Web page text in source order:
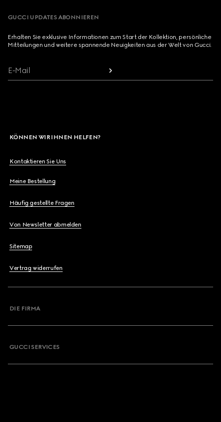
GUCCI UPDATES ABONNIEREN
Erhalten Sie exklusive Informationen zum Start der Kollektion, persönliche
Mitteilungen und weitere spannende Neuigkeiten aus der Welt von Gucci.
E-Mail
KÖNNEN WIR IHNEN HELFEN?
Kontaktieren Sie Uns
Meine Bestellung
Häufig gestellte Fragen
Von Newsletter abmelden
Sitemap
Vertrag widerrufen
DIE FIRMA
GUCCI SERVICES